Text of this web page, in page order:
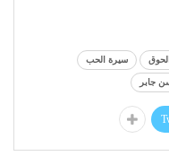
سيرة الحب
جابر